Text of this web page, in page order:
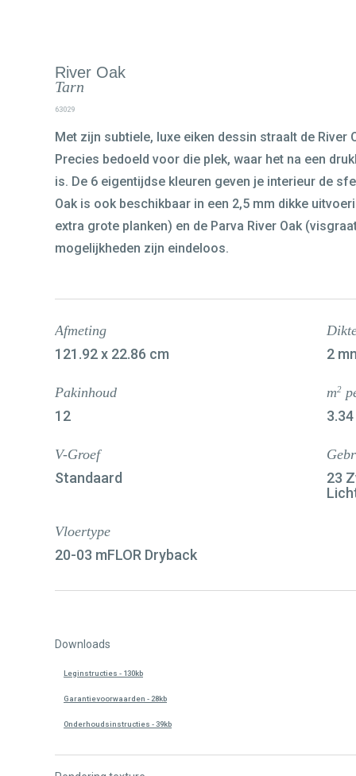
River Oak
Tarn
63029
Met zijn subtiele, luxe eiken dessin straalt de River
Precies bedoeld voor die plek, waar het na een
is. De 6 eigentijdse kleuren geven je interieur de
Oak is ook beschikbaar in een 2,5 mm dikke
extra grote planken) en de Parva River Oak
mogelijkheden zijn eindeloos.
Afmeting
121.92 x 22.86 cm 2
Pakinhoud
12
m2
V-Groef
Standaard
23
Vloertype
20-03 mFLOR Dryback
Downloads
Leginstructies - 130kb
Garantievoorwaarden - 28kb
Onderhoudsinstructies - 39kb